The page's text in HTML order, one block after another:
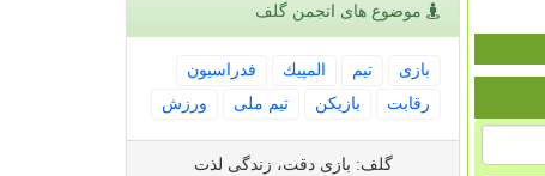
موضوع های انجمن گلف
بازی تیم المپیك
فدراسیون
رقابت
بازیكن تیم ملی ورزش
گلف: بازی دقت، زندگی لذت